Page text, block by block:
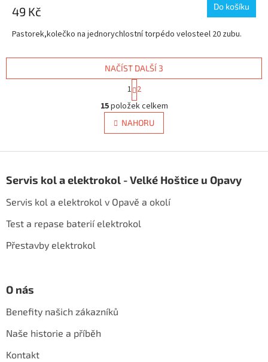
49 Kč Do košíku
Pastorek,kolečko na jednorychlostní torpédo velosteel 20 zubu.
O
v
l
á
í
r
k
NAČÍST DALŠÍ 3
S
t
r
á
n
k
v
n
í
1 2
15položek celkem
NAHORU
pServis kol a elektrokol - Velké Hoštice u Opavy
Servis kol a elektrokol v Opavě a okolí
Test a repase baterií elektrokol
Přestavby elektrokol
O nás
Benefity našich zákazníků
Naše historie a příběh
Kontakt